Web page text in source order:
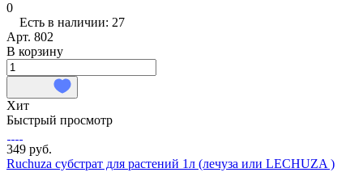
0
Есть в наличии: 27
Арт. 802
В корзину
Хит
Быстрый просмотр
349 руб.
Ruchuza субстрат для растений 1л (лечуза или LECHUZA )